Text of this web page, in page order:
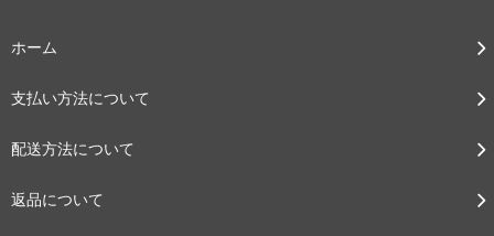
ホーム
支払い方法について
配送方法について
返品について